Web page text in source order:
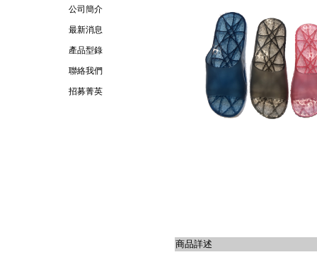
公司簡介
最新消息
產品型錄
聯絡我們
招募菁英
商品詳述